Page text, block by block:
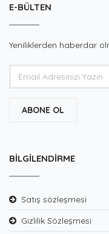
E-BÜLTEN
Yeniliklerden haberdar
ABONE OL
BILGILENDIRME
Satış sözleşmesi
Gizlilik Sözleşmesi